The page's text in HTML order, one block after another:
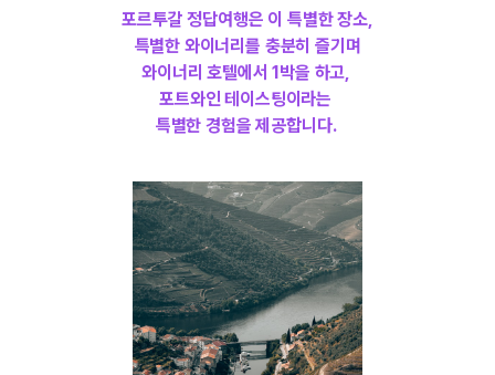
포르투갈 정답여행은 이 특별한 장소,
특별한 와이너리를 충분히 즐기며
와이너리 호텔에서 1박을 하고,
포트와인 테이스팅이라는
특별한 경험을 제공합니다.